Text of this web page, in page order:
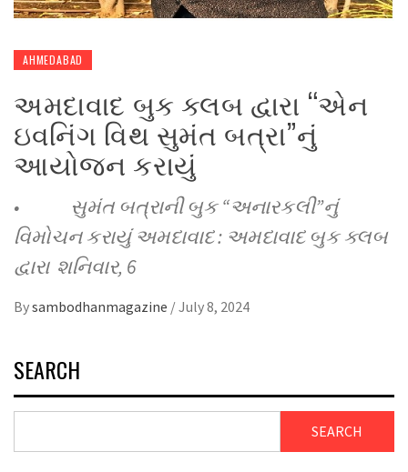
AHMEDABAD
અમદાવાદ બુક ક્લબ દ્વારા “એન
ઇવનિંગ વિથ સુમંત બત્રા”નું
આયોજન કરાયું
• સુમંત બત્રાની બુક “અનારકલી”નું
વિમોચન કરાયું અમદાવાદ : અમદાવાદ બુક ક્લબ
દ્વારા શનિવાર, 6
Bysambodhanmagazine /July 8, 2024
SEARCH
SEARCH